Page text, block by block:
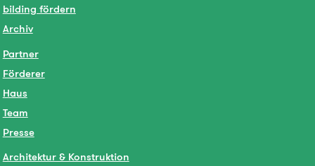
bilding fördern
Archiv
Partner
Förderer
Haus
Team
Presse
Architektur & Konstruktion